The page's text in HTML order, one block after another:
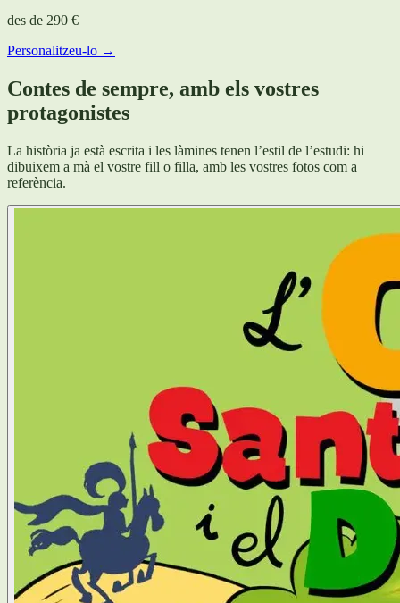
des de 290 €
Personalitzeu-lo →
Contes de sempre, amb els vostres
protagonistes
La història ja està escrita i les làmines tenen l’estil de l’estudi: hi
dibuixem a mà el vostre fill o filla, amb les vostres fotos com a
referència.